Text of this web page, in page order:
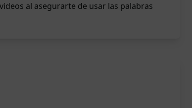
al asegurarte de usar las palabras